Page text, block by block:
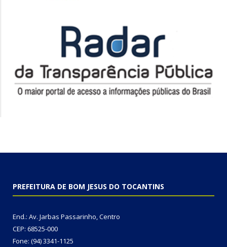
PREFEITURA DE BOM JESUS DO TOCANTINS
End.: Av. Jarbas Passarinho, Centro
CEP: 68525-000
Fone: (94) 3341-1125